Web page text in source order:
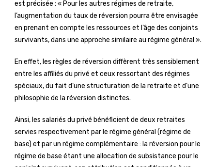
est précisée : « Pour les autres régimes de retraite,
l’augmentation du taux de réversion pourra être envisagée
en prenant en compte les ressources et l’âge des conjoints
survivants, dans une approche similaire au régime général ».
En effet, les règles de réversion diffèrent très sensiblement
entre les affiliés du privé et ceux ressortant des régimes
spéciaux, du fait d’une structuration de la retraite et d’une
philosophie de la réversion distinctes.
Ainsi, les salariés du privé bénéficient de deux retraites
servies respectivement par le régime général (régime de
base) et par un régime complémentaire : la réversion pour le
régime de base étant une allocation de subsistance pour le